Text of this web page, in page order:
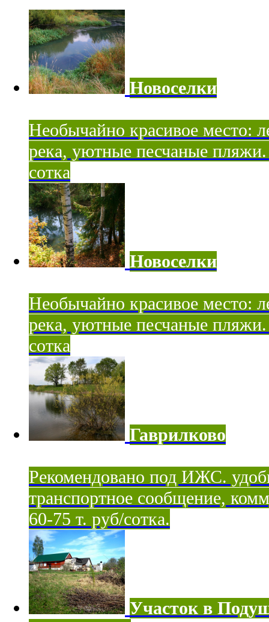
Новоселки
Необычайно красивое место:
река, уютные песчаные
сотка
Новоселки
Необычайно красивое место:
река, уютные песчаные
сотка
Гаврилково
Рекомендовано под ИЖС.
транспортное сообщение,
60-75 т. руб/сотка.
Участок в